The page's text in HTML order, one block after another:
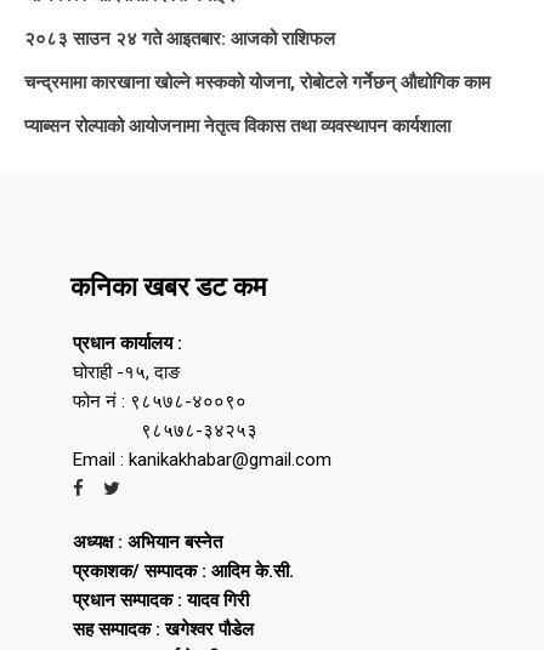
२०८३ साउन २४ गते आइतबार: आजको राशिफल
चन्द्रमामा कारखाना खोल्ने मस्कको योजना, रोबोटले गर्नेछन् औद्योगिक काम
प्याब्सन रोल्पाको आयोजनामा नेतृत्व विकास तथा व्यवस्थापन कार्यशाला
कनिका खबर डट कम
प्रधान कार्यालय :
घोराही -१५, दाङ
फोन नं : ९८५७८-४००९०
९८५७८-३४२५३
Email : kanikakhabar@gmail.com
अध्यक्ष : अभियान बस्नेत
प्रकाशक/ सम्पादक : आदिम के.सी.
प्रधान सम्पादक : यादव गिरी
सह सम्पादक : खगेश्वर पौडेल